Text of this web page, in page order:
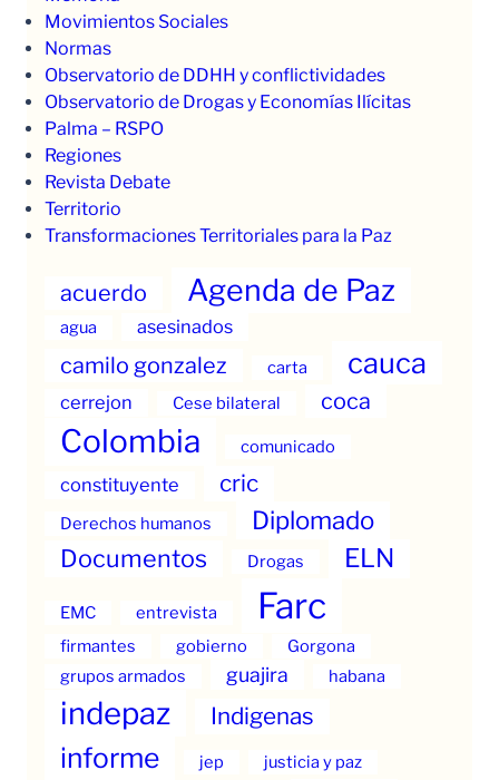
Movimientos Sociales
Normas
Observatorio de DDHH y conflictividades
Observatorio de Drogas y Economías Ilícitas
Palma – RSPO
Regiones
Revista Debate
Territorio
Transformaciones Territoriales para la Paz
acuerdo Agenda de Paz
agua asesinados
camilo gonzalez carta cauca
cerrejon Cese bilateral coca
Colombia comunicado
constituyente cric
Derechos humanos Diplomado
Documentos Drogas ELN
EMC entrevista Farc
firmantes gobierno
Gorgona
grupos armados
guajira habana
indepaz Indigenas
informe jep justicia y paz